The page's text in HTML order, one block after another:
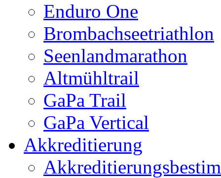
Enduro One
Brombachseetriathlon
Seenlandmarathon
Altmühltrail
GaPa Trail
GaPa Vertical
Akkreditierung